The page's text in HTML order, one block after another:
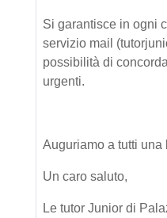
Si garantisce in ogni
servizio mail
possibilità di
urgenti.
Auguriamo a tutti una
Un caro saluto,
Le tutor Junior di